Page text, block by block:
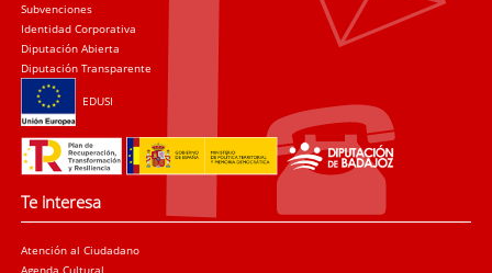
Subvenciones
Identidad Corporativa
Diputación Abierta
Diputación Transparente
EDUSI
Te interesa
Atención al Ciudadano
Agenda Cultural